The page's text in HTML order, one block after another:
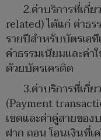
2.ค่าบริการที่เกี่
related) ได้แก่ ค่าธร
รายปีสำหรับบัตรเอ
ค่าธรรมเนียมและค่า
ด้วยบัตรเครดิต
3.ค่าบริการที่เกี่ย
(Payment
เขตและค่าคู่สายของ
ฝาก ถอน โอนเงินที่เ